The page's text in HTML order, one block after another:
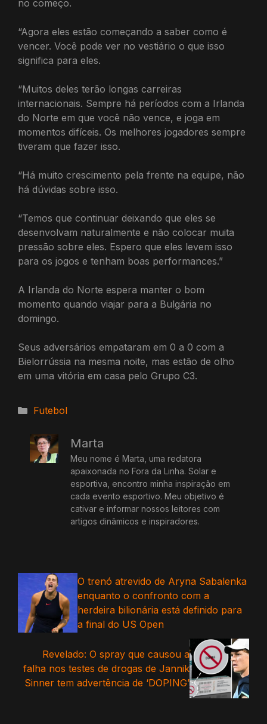
no começo.
“Agora eles estão começando a saber como é
vencer. Você pode ver no vestiário o que isso
significa para eles.
“Muitos deles terão longas carreiras
internacionais. Sempre há períodos com a Irlanda
do Norte em que você não vence, e joga em
momentos difíceis. Os melhores jogadores sempre
tiveram que fazer isso.
“Há muito crescimento pela frente na equipe, não
há dúvidas sobre isso.
“Temos que continuar deixando que eles se
desenvolvam naturalmente e não colocar muita
pressão sobre eles. Espero que eles levem isso
para os jogos e tenham boas performances.”
A Irlanda do Norte espera manter o bom
momento quando viajar para a Bulgária no
domingo.
Seus adversários empataram em 0 a 0 com a
Bielorrússia na mesma noite, mas estão de olho
em uma vitória em casa pelo Grupo C3.
Categorias
Futebol
Marta
Meu nome é Marta, uma redatora
apaixonada no Fora da Linha. Solar e
esportiva, encontro minha inspiração em
cada evento esportivo. Meu objetivo é
cativar e informar nossos leitores com
artigos dinâmicos e inspiradores.
O trenó atrevido de Aryna Sabalenka
enquanto o confronto com a
herdeira bilionária está definido para
a final do US Open
Revelado: O spray que causou a
falha nos testes de drogas de Jannik
Sinner tem advertência de ‘DOPING’